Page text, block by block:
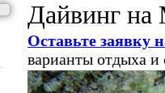
Дайвинг на
Оставьте заявку
варианты отдыха